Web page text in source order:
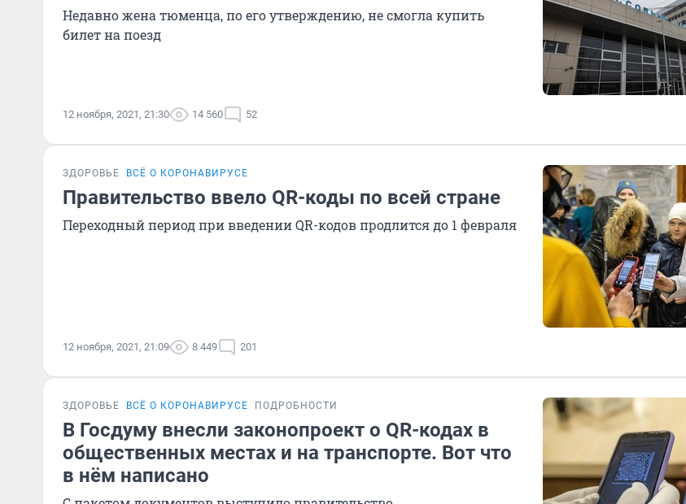
Недавно жена тюменца, по его утверждению, не смогла купить
билет на поезд
12 ноября, 2021, 21:30 14 560 52
ЗДОРОВЬЕ ВСЁ О КОРОНАВИРУСЕ
Правительство ввело QR-коды по всей стране
Переходный период при введении QR-кодов продлится до 1 февраля
12 ноября, 2021, 21:09 8 449 201
ЗДОРОВЬЕ ВСЁ О КОРОНАВИРУСЕ ПОДРОБНОСТИ
В Госдуму внесли законопроект о QR-кодах в
общественных местах и на транспорте. Вот что
в нём написано